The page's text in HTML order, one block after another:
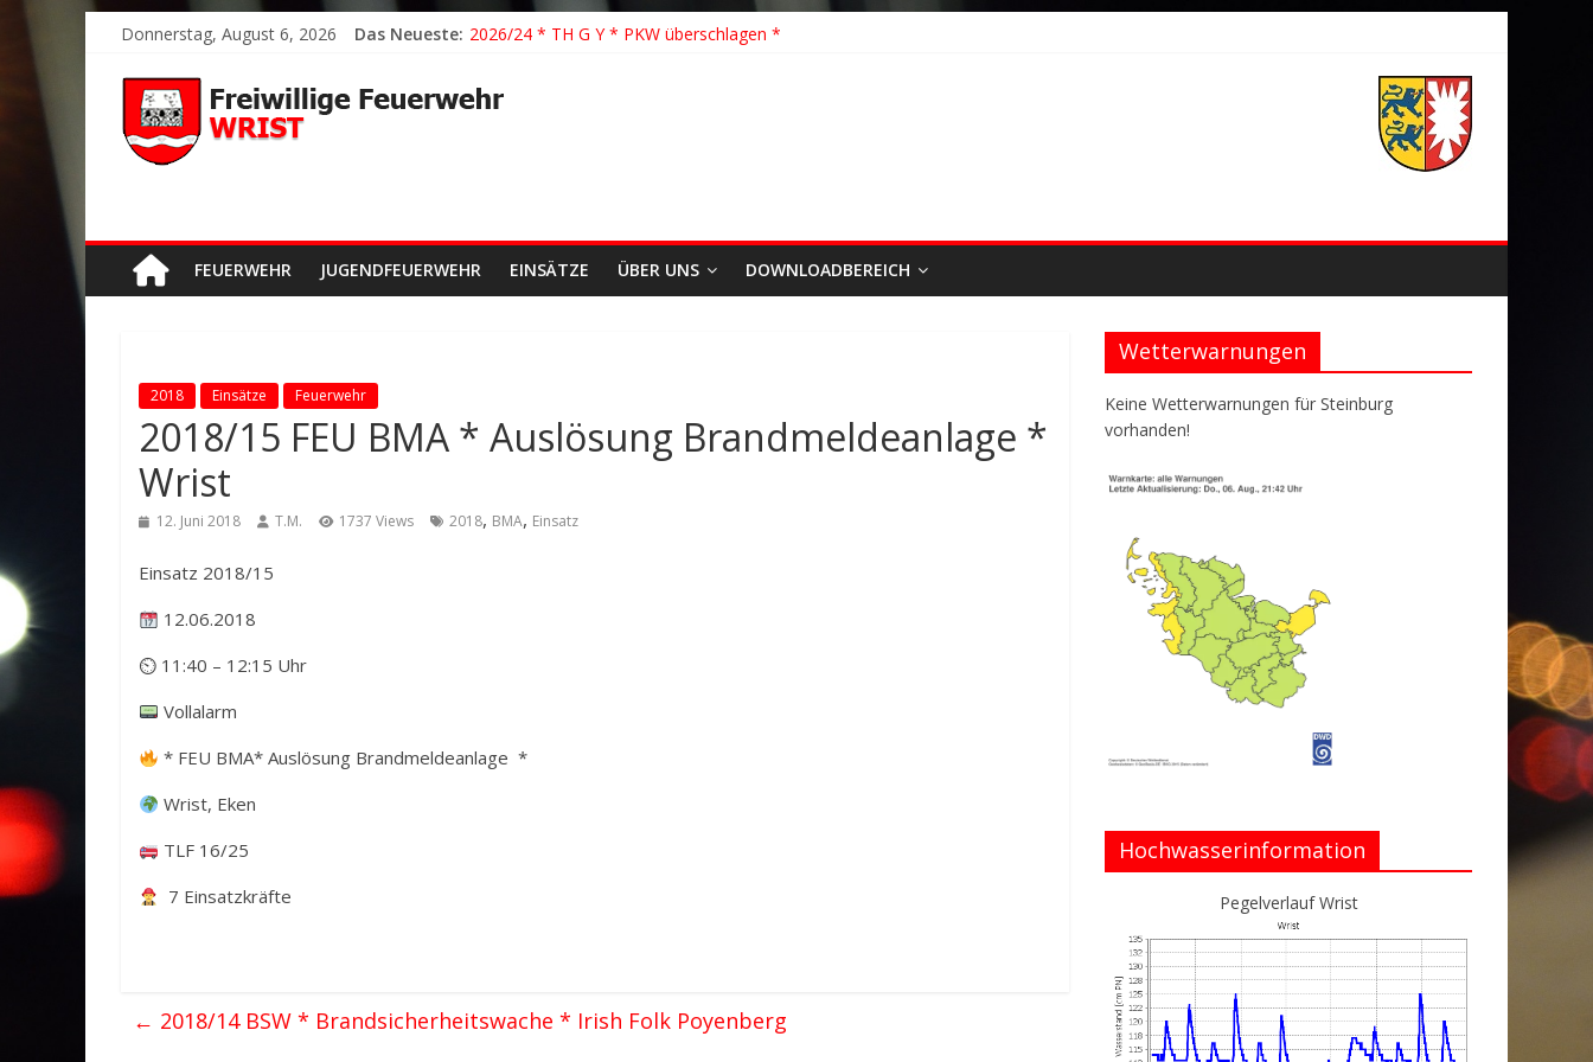
Donnerstag, August 6, 2026 Das Neueste: 2026/21 Löschhilfe * FEU WALD * Feuer/Rauchentwicklung * Föhrden-Barl *
2026/23 TH K Y * Person in festsitzendem Aufzug *
2026/22 TH Y * VU * 1 Person klemmt * Hingstheide
FEUERWEHR JUGENDFEUERWEHR EINSÄTZE ÜBER UNS DOWNLOADBEREICH
2018 Einsätze Feuerwehr
2018/15 FEU BMA * Auslösung Brandmeldeanlage *
Wrist
12. Juni 2018 T.M. 1737 Views 2018, BMA, Einsatz
Einsatz 2018/15
12.06.2018
⏲ 11:40 – 12:15 Uhr
Vollalarm
* FEU BMA* Auslösung Brandmeldeanlage *
Wrist, Eken
TLF 16/25
7 Einsatzkräfte
← 2018/14 BSW * Brandsicherheitswache * Irish Folk Poyenberg
Wetterwarnungen
Keine Wetterwarnungen für Steinburg
vorhanden!
Hochwasserinformation
Pegelverlauf Wrist